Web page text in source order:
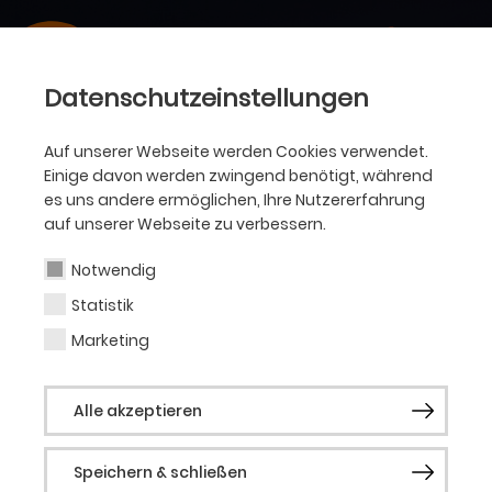
Datenschutzeinstellungen
Auf unserer Webseite werden Cookies verwendet.
Einige davon werden zwingend benötigt, während
es uns andere ermöglichen, Ihre Nutzererfahrung
auf unserer Webseite zu verbessern.
Notwendig
Statistik
Marketing
Alle akzeptieren
Speichern & schließen